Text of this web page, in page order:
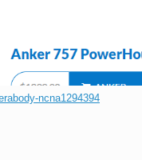
ncna1294394